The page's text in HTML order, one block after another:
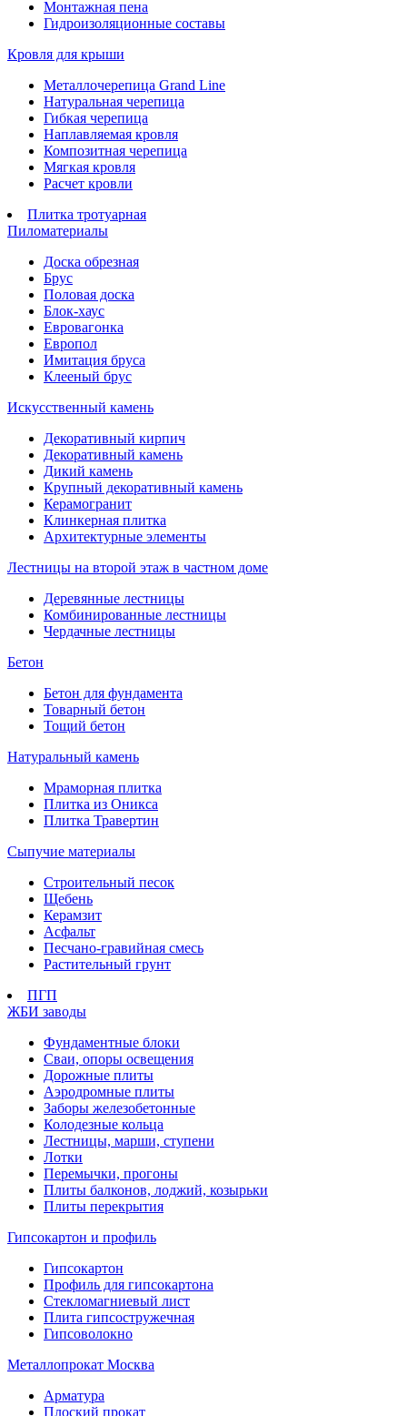
Монтажная пена
Гидроизоляционные составы
Кровля для крыши
Металлочерепица Grand Line
Натуральная черепица
Гибкая черепица
Наплавляемая кровля
Композитная черепица
Мягкая кровля
Расчет кровли
Плитка тротуарная
Пиломатериалы
Доска обрезная
Брус
Половая доска
Блок-хаус
Евровагонка
Европол
Имитация бруса
Клееный брус
Искусственный камень
Декоративный кирпич
Декоративный камень
Дикий камень
Крупный декоративный камень
Керамогранит
Клинкерная плитка
Архитектурные элементы
Лестницы на второй этаж в частном доме
Деревянные лестницы
Комбинированные лестницы
Чердачные лестницы
Бетон
Бетон для фундамента
Товарный бетон
Тощий бетон
Натуральный камень
Мраморная плитка
Плитка из Оникса
Плитка Травертин
Сыпучие материалы
Строительный песок
Щебень
Керамзит
Асфальт
Песчано-гравийная смесь
Растительный грунт
ПГП
ЖБИ заводы
Фундаментные блоки
Сваи, опоры освещения
Дорожные плиты
Аэродромные плиты
Заборы железобетонные
Колодезные кольца
Лестницы, марши, ступени
Лотки
Перемычки, прогоны
Плиты балконов, лоджий, козырьки
Плиты перекрытия
Гипсокартон и профиль
Гипсокартон
Профиль для гипсокартона
Стекломагниевый лист
Плита гипсостружечная
Гипсоволокно
Металлопрокат Москва
Арматура
Плоский прокат